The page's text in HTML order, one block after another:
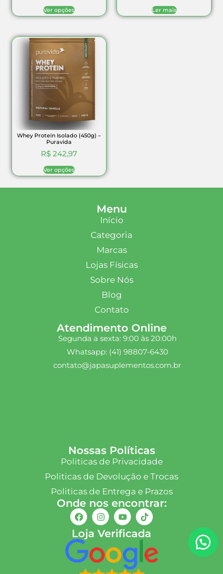
Ver opções Ler mais
Whey Protein Isolado (450g) –
Puravida
R$ 242,97
Ver opções
Menu
Início
Categoria
Marcas
Lojas Físicas
Sobre Nós
Blog
Contato
Atendimento Online
Segunda a sexta: 9:00 às 20:00h
Whatsapp: (41) 98807-6430
contato@japasuplementos.com.br
Nossas Políticas
Politicas de Privacidade
Politicas de Devolução e Trocas
Politicas de Entrega e Prazos
Onde nos encontrar:
Loja Verificada